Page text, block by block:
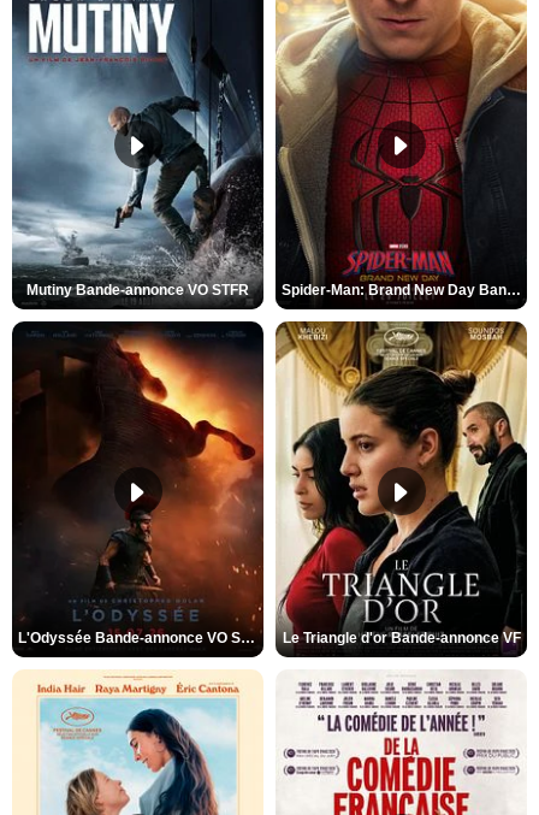
Mutiny Bande-annonce VO STFR Spider-Man: Brand New Day Bande-annonce VO STFR
L'Odyssée Bande-annonce VO STFR Le Triangle d'or Bande-annonce VF